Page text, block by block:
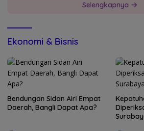
Selengkapnya
Ekonomi & Bisnis
Bendungan Sidan Airi Empat
Daerah, Bangli Dapat Apa?